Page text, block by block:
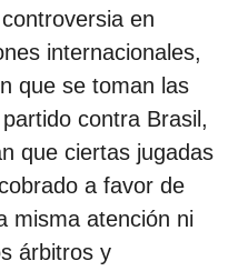
en
internacionales,
que se toman las
contra Brasil,
que ciertas jugadas
a favor de
misma atención ni
árbitros y